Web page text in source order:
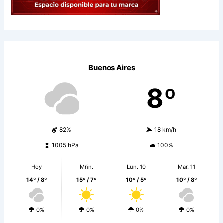
Buenos Aires
8º
82% 18 km/h
1005 hPa 100%
Hoy
14º / 8º
0%
Mñn.
15º / 7º
0%
Lun. 10
10º / 5º
0%
Mar. 11
10º / 8º
0%